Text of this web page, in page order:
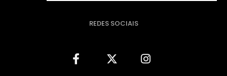
REDES SOCIAIS